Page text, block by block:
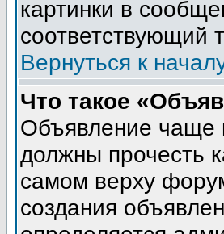
картинки в
соответствующий
Вернуться к
Что такое
Объявление чаще
должны прочесть
самом верху
создания